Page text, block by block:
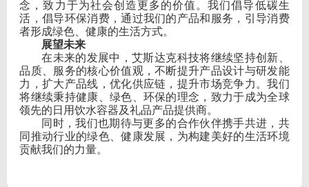
念，致力于为社会创造更多的价值。我们倡导低碳生
活，倡导环保消费，通过我们的产品和服务，引导消费
者形成绿色、健康的生活方式。
展望未来
在未来的发展中，艾斯达克科技将继续坚持创新、
品质、服务的核心价值观，不断提升产品设计与研发能
力，扩大产品线，优化供应链，提升市场竞争力。我们
将继续秉持健康、绿色、环保的理念，致力于成为全球
领先的日用饮水容器及礼品产品提供商。
同时，我们也期待与更多的合作伙伴携手共进，共
同推动行业的绿色、健康发展，为构建美好的生活环境
贡献我们的力量。